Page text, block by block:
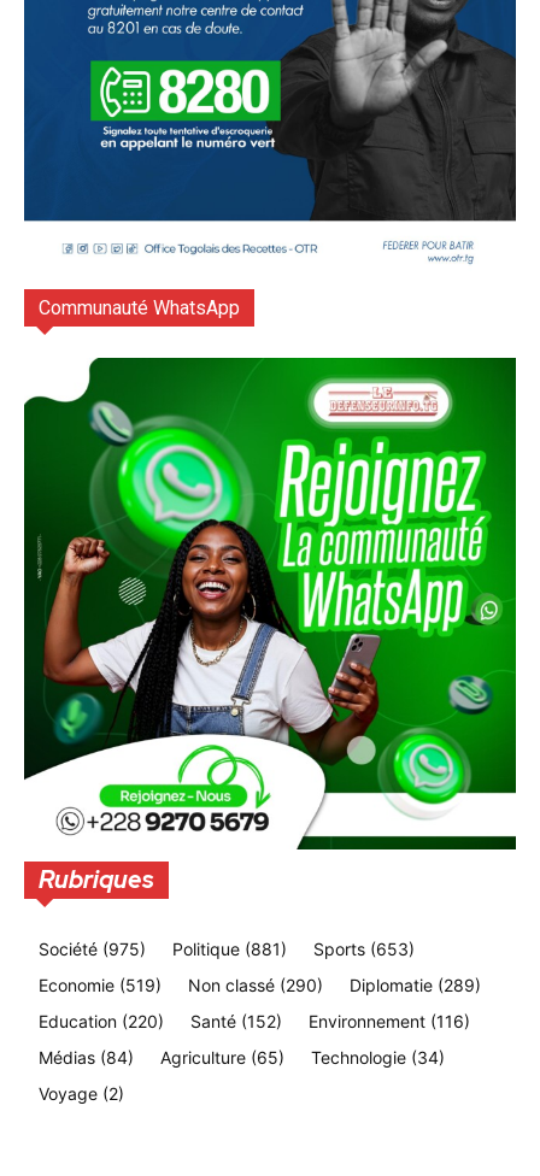
Communauté WhatsApp
Rubriques
Société (975) Politique (881) Sports (653)
Economie (519) Non classé (290) Diplomatie (289)
Education (220) Santé (152) Environnement (116)
Médias (84) Agriculture (65) Technologie (34)
Voyage (2)